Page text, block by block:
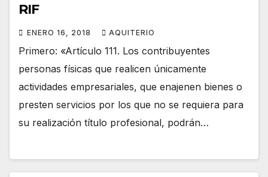
RIF
ENERO 16, 2018 AQUITERIO
Primero: «Artículo 111. Los contribuyentes
personas físicas que realicen únicamente
actividades empresariales, que enajenen bienes o
presten servicios por los que no se requiera para
su realización título profesional, podrán…